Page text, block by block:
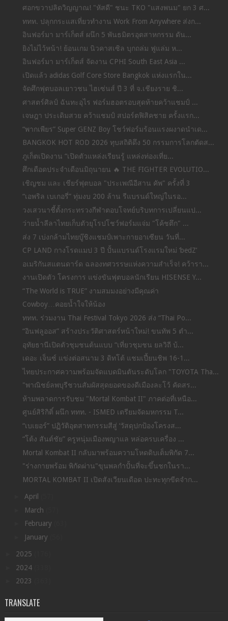
ศอกขวาปลิดวิญญาณ! "หัสดี" ชนะ TKO "แสงพนม" ยก 3 ศ...
ททท. ปลุกกระแสเที่ยวทำงาน Work From Anywhere ส่งก...
อินฟอร์มา มาร์เก็ตส์ ผนึก 5 พันธมิตรอุตสาหกรรม ดัน...
ยิงไม่ไว้หน้า! ย้อนเกม นิวคาสเซิล บุกถล่ม ฟูแล่ม ห...
อินฟอร์มา มาร์เก็ตส์ จัดงาน CPHI South East Asia ...
เปิดแล้ว adidas Golf Core Store Bangkok แห่งแรกใน...
จัดศึกฟุตบอลเยาวชน ไฮเซ่นส์ ปี 3 ที่ จ.เชียงราย ชิ...
ศาสตร์ศิลป์ ฉันทะอุไร ฟอร์มฮอตรอบสุดท้ายคว้าแชมป์ ...
เจษฎา ประเดิมสวย คว้าแชมป์ สปอร์ตฟิสิคชาย ครั้งแรก...
“พากเพียร” Super GENZ Boy โชว์ฟอร์มร้อนแรงผงาดนำเด...
BANGKOK HOT ROD 2026 ทุบสถิติดึง 50 กรรมการโลกตัดส...
ภูเก็ตเปิดงาน “เปิดตัวแหล่งเรียนรู้ แหล่งท่องเที่ย...
ศึกเดือดประจำเดือนมิถุนายน 🔥 THE FIGHTER EVOLUTIO...
เชิญชม และ เชียร์ฟุตบอล "ประเพณีอีสาน คัพ" ครั้งที่ 3
“เอพริล เบเกอรี่” ทุ่มงบ 200 ล้าน รีแบรนด์ใหญ่ในรอ...
วงเสวนาชี้ตั้งกระทรวงกีฬาตอบโจทย์บริบทการเปลี่ยนแป...
ว่ายน้ำลีลาไทยเก็บตัวยุโรปโชว์ฟอร์มแจ่ม "โค้ชตึก" ...
ส่ง 7 เบ่งกล้ามไทยบู๊ชิงแชมป์เพาะกายอาเซียน วันที่...
CP LAND กางโรดแมป 3 ปี ปั้นแบรนด์โรงแรมใหม่ ‘bedZ’
อเมริกันสแตนดาร์ด ฉลองทศวรรษแห่งความสำเร็จ! คว้ารา...
งานเปิดตัว โครงการ แข่งขันฟุตบอลนักเรียน HISENSE Y...
“The World is TRUE” งามสมมงอย่างมีคุณค่า
Cowboy…คอยน้ำใจให้น้อง
ททท. ร่วมงาน Thai Festival Tokyo 2026 ส่ง “Thai Po...
“อินฟลูออส” สร้างประวัติศาสตร์หน้าใหม่! ขนทัพ 5 ตำ...
อุทัยธานีเปิดตัวชุมชนต้นแบบ “เที่ยวชุมชน ยลวิถี บ้...
เดอะ เจ็นซ์ แข่งต่อสนาม 3 ดิทโต้ แชมเปี้ยนชิพ 16-1...
ไทยประกาศความพร้อมจัดแบดมินตันระดับโลก "TOYOTA Tha...
"พาณิชย์ลพบุรีชวนสัมผัสสุดยอดของดีเมืองละโว้ คัดสร...
ห้ามพลาดการรับชม "Mortal Kombat II" ภาคต่อที่เหนือ...
ศูนย์สิริกิติ์ ผนึก ททท. - ISMED เตรียมจัดมหกรรม T...
“เบเยอร์” ปฏิวัติอุตสาหกรรมสีสู่ ‘วัสดุปกป้องโครงส...
“โต้ง สันต์ชัย” ครูหนุ่มเมืองพญาแล หล่อครบเครื่อง ...
Mortal Kombat II กลับมาพร้อมความโหดดิบเต็มพิกัด 7...
"ร่างกายพร้อม พิกัดผ่าน"ขุนพลกำปั้นที่จะขึ้นชกในรา...
MORTAL KOMBAT II เปิดสังเวียนเดือด ปะทะทุกขีดจำก...
April
March
February
January
2025
2024
2023
TRANSLATE